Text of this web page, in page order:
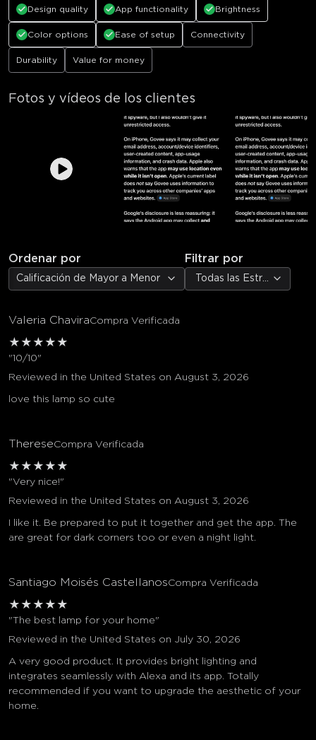
Design quality App functionality Brightness
Color options Ease of setup Connectivity
Durability Value for money
Fotos y vídeos de los clientes
Ordenar por
Calificación de Mayor a Menor
Filtrar por
Todas las Estrellas
Valeria ChaviraCompra Verificada
★ ★ ★ ★ ★
"10/10"
Reviewed in the United States on August 3, 2026
love this lamp so cute
ThereseCompra Verificada
★ ★ ★ ★ ★
"Very nice!"
Reviewed in the United States on August 3, 2026
I like it. Be prepared to put it together and get the app. The
are great for dark corners too or even a night light.
Santiago Moisés CastellanosCompra Verificada
★ ★ ★ ★ ★
"The best lamp for your home"
Reviewed in the United States on July 30, 2026
A very good product. It provides bright lighting and
integrates seamlessly with Alexa and its app. Totally
recommended if you want to upgrade the aesthetic of your
home.